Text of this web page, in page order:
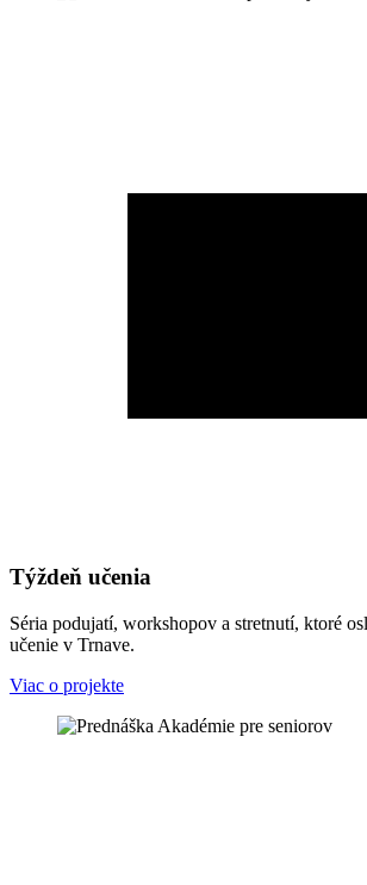
Týždeň učenia
Séria podujatí, workshopov a stretnutí, ktoré
učenie v Trnave.
Viac o projekte